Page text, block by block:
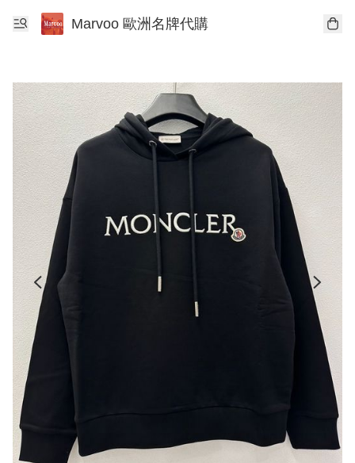
Marvoo 歐洲名牌代購